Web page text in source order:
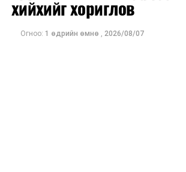
ӨМНӨХ МЭДЭЭ
Богд хааны ордон болон түүх, соёлын
талаар үүрэг даалгавар өглөө
хийхийг хориглов
Огноо: 1 өдрийн өмнө , 2026/08/07